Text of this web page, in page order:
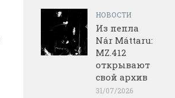
НОВОСТИ
Из пепла
Nár Máttaru:
MZ.412
открывают
свой архив
31/07/2026